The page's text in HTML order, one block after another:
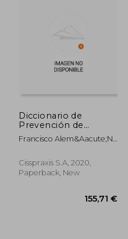
Diccionario de
Prevención de
Riesgos Laborales (in
Spanish)
Francisco Alem&Aacute;N
Alem&Aacute;N
Guill&Eacute;N; Fernando
Alem&Aacute;N
Cisspraxis S.A, 2020,
Paperback, New